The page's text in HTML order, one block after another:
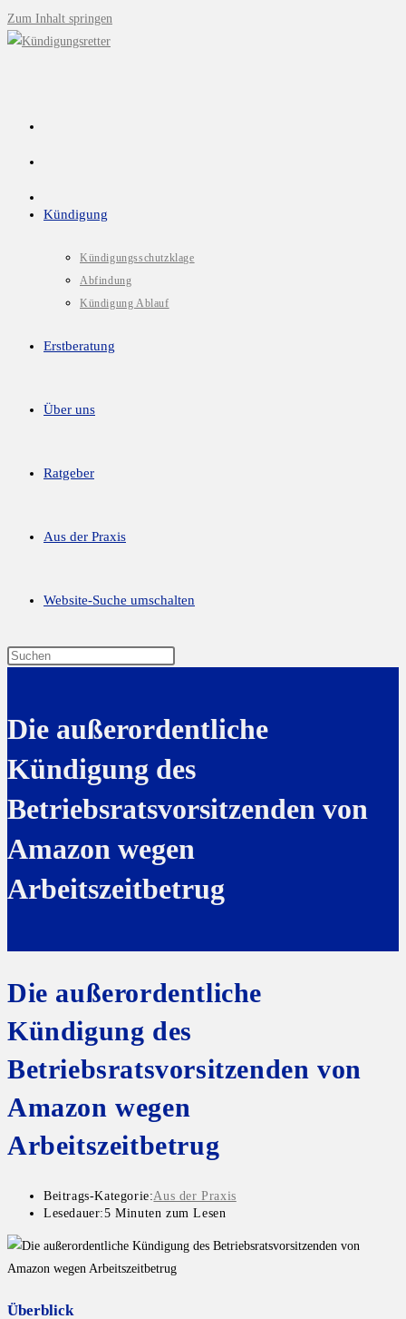
Zum Inhalt springen
Kündigung
Kündigungsschutzklage
Abfindung
Kündigung Ablauf
Erstberatung
Über uns
Ratgeber
Aus der Praxis
Website-Suche umschalten
Die außerordentliche
Kündigung des
Betriebsratsvorsitzenden von
Amazon wegen
Arbeitszeitbetrug
Die außerordentliche
Kündigung des
Betriebsratsvorsitzenden von
Amazon wegen
Arbeitszeitbetrug
Beitrags-Kategorie:Aus der Praxis
Lesedauer:5 Minuten zum Lesen
Überblick